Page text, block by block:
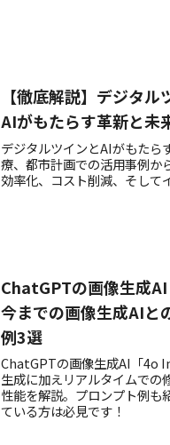
【徹底解説】デジタ
AIがもたらす革新と未
デジタルツインとAIがもたら
療、都市計画での活用事例か
効率化、コスト削減、そして
ChatGPTの画像生成
今までの画像生成AIと
例3選
ChatGPTの画像生成AI「4o
生成に加えリアルタイムでの
性能を解説。プロンプト例も
ている方は必見です！